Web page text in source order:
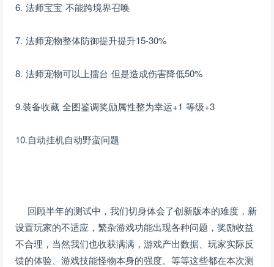
6. 法师宝宝 不能跨境界召唤
7. 法师宠物整体防御提升提升15-30%
8. 法师宠物可以上擂台 但是造成伤害降低50%
9.装备收藏 全图鉴调奖励属性整为幸运+1 等级+3
10.自动挂机自动野蛮问题
回顾半年的测试中，我们切身体会了创新版本的难度，新
设置玩家的不适应，繁杂游戏功能出现各种问题，奖励收益
不合理，当然我们也收获满满，游戏产出数据、玩家实际反
馈的体验、游戏技能怪物本身的强度。等等这些都在本次测